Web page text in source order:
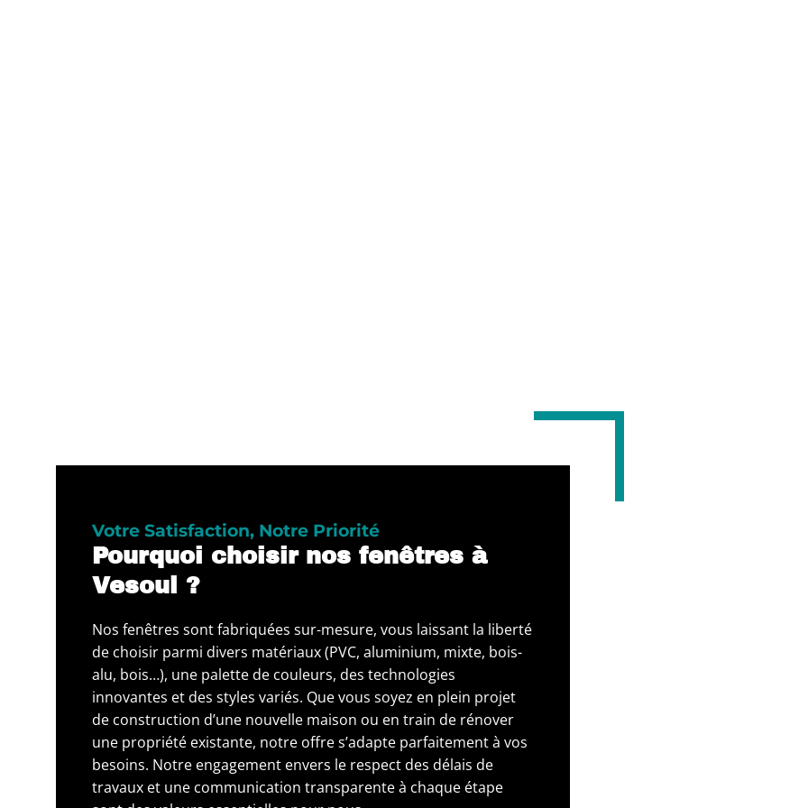
Votre Satisfaction, Notre Priorité
Pourquoi choisir nos fenêtres à
Vesoul ?
Nos fenêtres sont fabriquées sur-mesure, vous laissant la liberté
de choisir parmi divers matériaux (PVC, aluminium, mixte, bois-
alu, bois…), une palette de couleurs, des technologies
innovantes et des styles variés. Que vous soyez en plein projet
de construction d’une nouvelle maison ou en train de rénover
une propriété existante, notre offre s’adapte parfaitement à vos
besoins. Notre engagement envers le respect des délais de
travaux et une communication transparente à chaque étape